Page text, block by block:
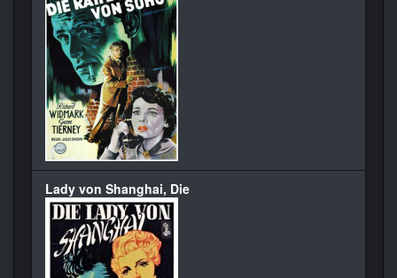
Lady von Shanghai, Die